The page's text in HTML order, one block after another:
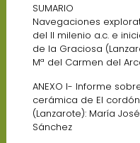
SUMARIO
Navegaciones
del II milenio a.c. e
de la Graciosa
Mª del Carmen del
ANEXO I- Informe
cerámica de El
(Lanzarote): María
Sánchez